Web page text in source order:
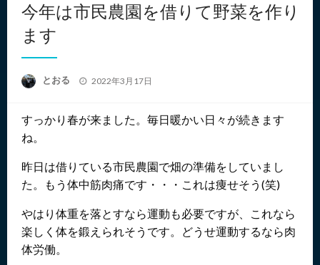
今年は市民農園を借りて野菜を作り
ます
とおる
投
2022年3月17日
すっかり春が来ました。毎日暖かい日々が続きます
ね。
昨日は借りている市民農園で畑の準備をしていまし
た。もう体中筋肉痛です・・・これは痩せそう(笑)
やはり体重を落とすなら運動も必要ですが、これなら
楽しく体を鍛えられそうです。どうせ運動するなら肉
体労働。